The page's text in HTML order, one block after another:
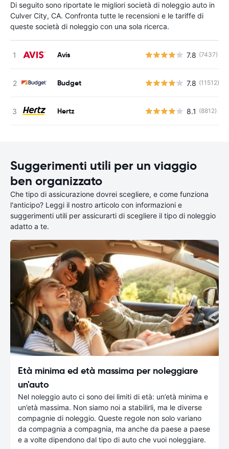
Di seguito sono riportate le migliori società di noleggio auto in
Culver City, CA. Confronta tutte le recensioni e le tariffe di
queste società di noleggio con una sola ricerca.
Avis 7.8 (7437)
Budget 7.8 (11512)
Hertz 8.1 (8812)
Suggerimenti utili per un viaggio
ben organizzato
Che tipo di assicurazione dovrei scegliere, e come funziona
l'anticipo? Leggi il nostro articolo con informazioni e
suggerimenti utili per assicurarti di scegliere il tipo di noleggio
adatto a te.
Età minima ed età massima per noleggiare
un'auto
Nel noleggio auto ci sono dei limiti di età: un’età minima e
un’età massima. Non siamo noi a stabilirli, ma le diverse
compagnie di noleggio. Queste regole non solo variano
da compagnia a compagnia, ma anche da paese a paese
e a volte dipendono dal tipo di auto che vuoi noleggiare.